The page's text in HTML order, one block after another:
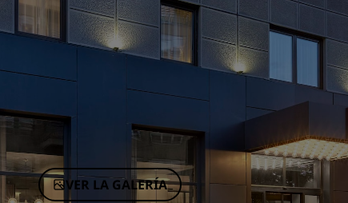
Marcas afiliadas en China
VER LA GALERÍA